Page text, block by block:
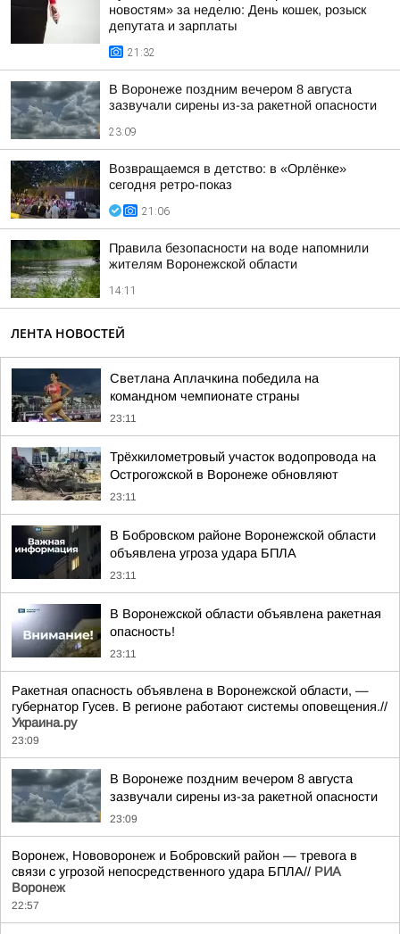
новостям» за неделю: День кошек, розыск
депутата и зарплаты
21:32
В Воронеже поздним вечером 8 августа
зазвучали сирены из-за ракетной опасности
23:09
Возвращаемся в детство: в «Орлёнке»
сегодня ретро-показ
21:06
Правила безопасности на воде напомнили
жителям Воронежской области
14:11
ЛЕНТА НОВОСТЕЙ
Светлана Аплачкина победила на
командном чемпионате страны
23:11
Трёхкилометровый участок водопровода на
Острогожской в Воронеже обновляют
23:11
В Бобровском районе Воронежской области
объявлена угроза удара БПЛА
23:11
В Воронежской области объявлена ракетная
опасность!
23:11
Ракетная опасность объявлена в Воронежской области, —
губернатор Гусев. В регионе работают системы оповещения.//
Украина.ру
23:09
В Воронеже поздним вечером 8 августа
зазвучали сирены из-за ракетной опасности
23:09
Воронеж, Нововоронеж и Бобровский район — тревога в
связи с угрозой непосредственного удара БПЛА// РИА
Воронеж
22:57